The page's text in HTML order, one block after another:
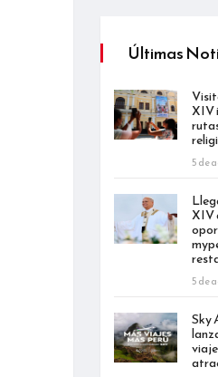
Últimas
XIV
5 de
XIV
5 de
Sky